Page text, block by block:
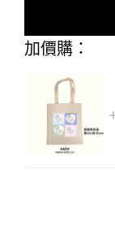
Alternative:
加價購：